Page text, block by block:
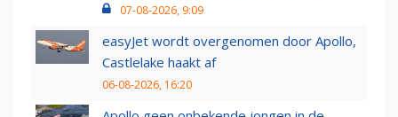
07-08-2026, 9:09
easyJet wordt overgenomen door Apollo,
Castlelake haakt af
06-08-2026, 16:20